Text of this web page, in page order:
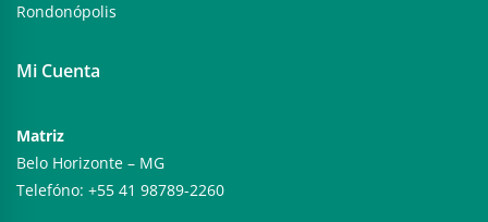
Rondonópolis
Mi Cuenta
Matriz
Belo Horizonte – MG
Telefóno: +55 41 98789-2260